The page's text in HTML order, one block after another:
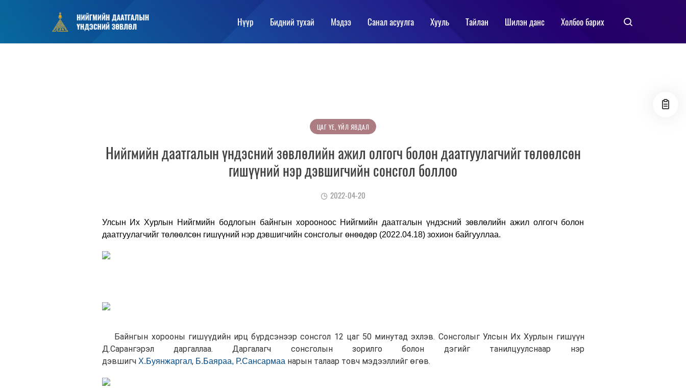
Нүүр Бидний тухай Мэдээ Санал асуулга Хууль Тайлан Шилэн данс Холбоо барих
ЦАГ ҮЕ, ҮЙЛ ЯВДАЛ
Нийгмийн даатгалын үндэсний зөвлөлийн ажил олгогч болон даатгуулагчийг төлөөлсөн
гишүүний нэр дэвшигчийн сонсгол боллоо
2022-04-20
Улсын Их Хурлын Нийгмийн бодлогын байнгын хорооноос Нийгмийн даатгалын үндэсний зөвлөлийн ажил олгогч болон
даатгуулагчийг төлөөлсөн гишүүний нэр дэвшигчийн сонсголыг өнөөдөр (2022.04.18) зохион байгууллаа.
Байнгын хорооны гишүүдийн ирц бүрдсэнээр сонсгол 12 цаг 50 минутад эхлэв. Сонсголыг Улсын Их Хурлын гишүүн
Д.Сарангэрэл даргаллаа. Даргалагч сонсголын зорилго болон дэгийг танилцуулснаар нэр
дэвшигч Х.Буянжаргал, Б.Баяраа, Р.Сансармаанарын талаар товч мэдээллийг өгөв.